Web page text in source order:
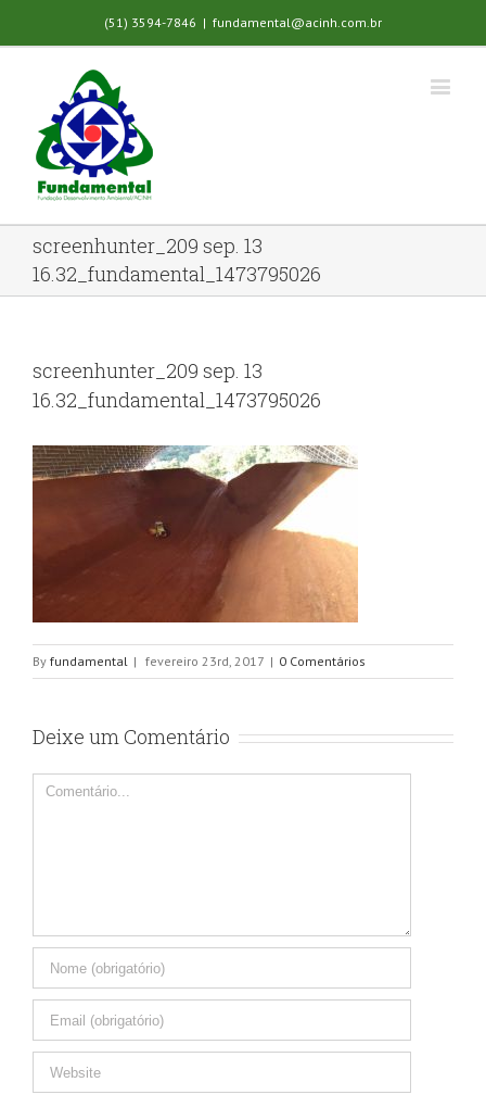
(51) 3594-7846 | fundamental@acinh.com.br
screenhunter_209 sep. 13
16.32_fundamental_1473795026
screenhunter_209 sep. 13
16.32_fundamental_1473795026
By fundamental | fevereiro 23rd, 2017 | 0 Comentários
Deixe um Comentário
Comentário